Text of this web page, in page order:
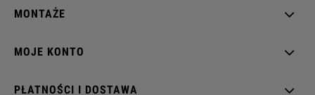
MONTAŻE
MOJE KONTO
PŁATNOŚCI I DOSTAWA